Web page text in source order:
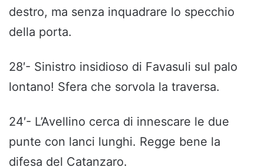
destro, ma senza inquadrare lo specchio
della porta.
28′- Sinistro insidioso di Favasuli sul palo
lontano! Sfera che sorvola la traversa.
24′- L’Avellino cerca di innescare le due
punte con lanci lunghi. Regge bene la
difesa del Catanzaro.